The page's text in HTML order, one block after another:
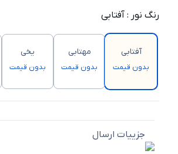
رنگ نور : آفتابی
آفتابی
بدون قیمت
مهتابی
بدون قیمت
یخی
بدون قیمت
جزییات ارسال